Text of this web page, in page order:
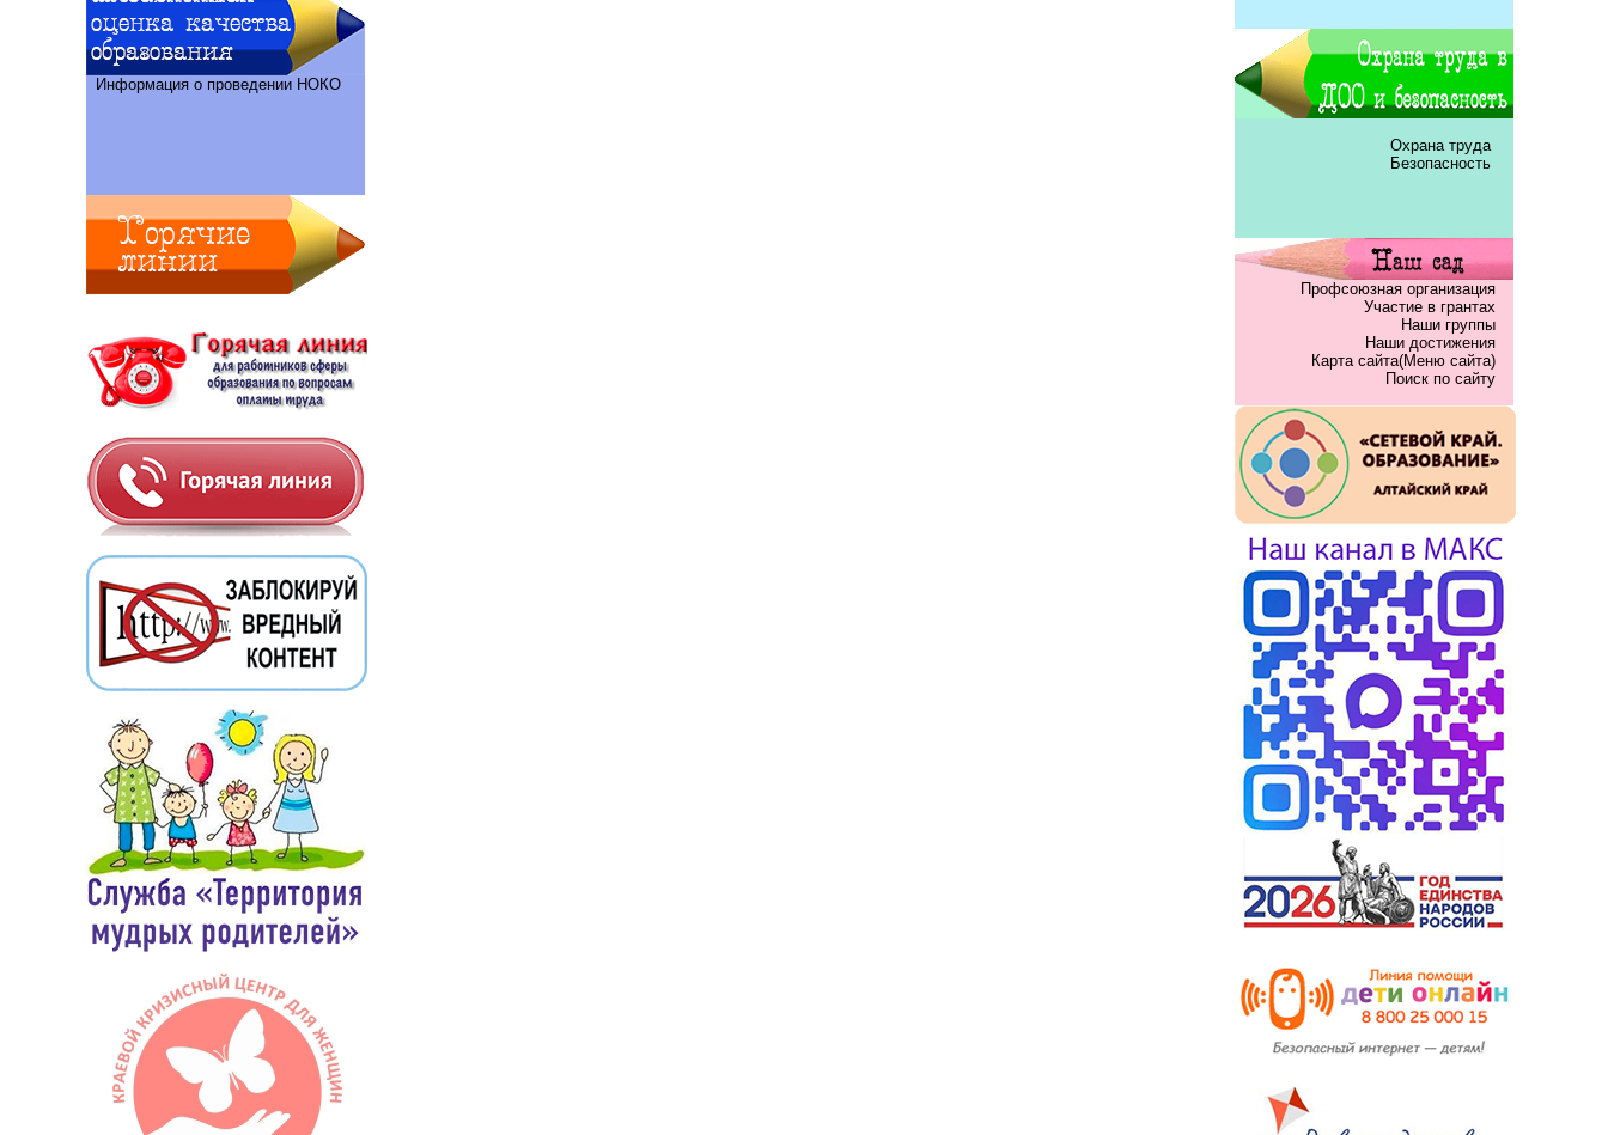
Информация о проведении НОКО
Охрана труда
Безопасность
Профсоюзная организация
Участие в грантах
Наши группы
Наши достижения
Карта сайта(Меню сайта)
Поиск по сайту